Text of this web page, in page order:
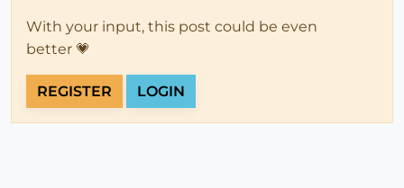
With your input, this post could be even
better 💗
REGISTER LOGIN